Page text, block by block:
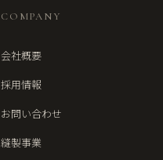
COMPANY
会社概要
採用情報
お問い合わせ
縫製事業